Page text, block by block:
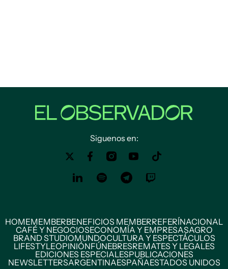
Siguenos en:
HOMEMEMBERBENEFICIOS MEMBERREFERÍNACIONAL
CAFÉ Y NEGOCIOSECONOMÍA Y EMPRESASAGRO
BRAND STUDIOMUNDOCULTURA Y ESPECTÁCULOS
LIFESTYLEOPINIÓNFÚNEBRESREMATES Y LEGALES
EDICIONES ESPECIALESPUBLICACIONES
NEWSLETTERSARGENTINAESPAÑAESTADOS UNIDOS